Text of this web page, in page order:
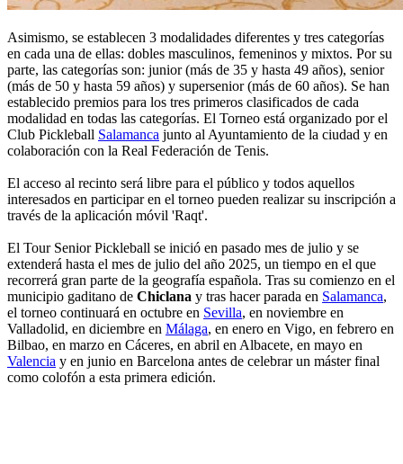
Asimismo, se establecen 3 modalidades diferentes y tres categorías
en cada una de ellas: dobles masculinos, femeninos y mixtos. Por su
parte, las categorías son: junior (más de 35 y hasta 49 años), senior
(más de 50 y hasta 59 años) y supersenior (más de 60 años). Se han
establecido premios para los tres primeros clasificados de cada
modalidad en todas las categorías. El Torneo está organizado por el
Club Pickleball Salamanca junto al Ayuntamiento de la ciudad y en
colaboración con la Real Federación de Tenis.
El acceso al recinto será libre para el público y todos aquellos
interesados en participar en el torneo pueden realizar su inscripción a
través de la aplicación móvil 'Raqt'.
El Tour Senior Pickleball se inició en pasado mes de julio y se
extenderá hasta el mes de julio del año 2025, un tiempo en el que
recorrerá gran parte de la geografía española. Tras su comienzo en el
municipio gaditano de Chiclana y tras hacer parada en Salamanca,
el torneo continuará en octubre en Sevilla, en noviembre en
Valladolid, en diciembre en Málaga, en enero en Vigo, en febrero en
Bilbao, en marzo en Cáceres, en abril en Albacete, en mayo en
Valencia y en junio en Barcelona antes de celebrar un máster final
como colofón a esta primera edición.